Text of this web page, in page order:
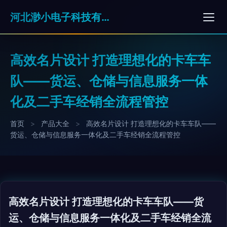
河北渺小电子科技有限公司
高效名片设计 打造理想化的卡车车
队——货运、仓储与信息服务一体
化及二手车经销全流程管控
首页 > 产品大全 >
高效名片设计 打造理想化的卡车车队——
货运、仓储与信息服务一体化及二手车经销全流程管控
高效名片设计 打造理想化的卡车车队——货
运、仓储与信息服务一体化及二手车经销全流